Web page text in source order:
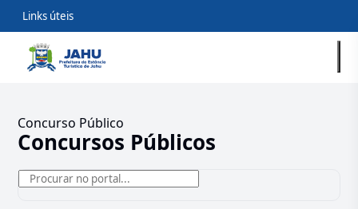
Links úteis
Concurso Público
Concursos Públicos